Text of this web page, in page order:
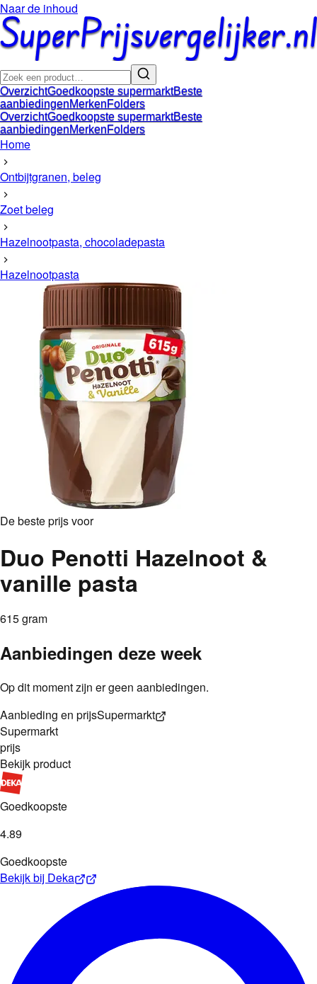
Naar de inhoud
OverzichtGoedkoopste supermarktBeste
aanbiedingenMerkenFolders
OverzichtGoedkoopste supermarktBeste
aanbiedingenMerkenFolders
Home
Ontbijtgranen, beleg
Zoet beleg
Hazelnootpasta, chocoladepasta
Hazelnootpasta
De beste prijs voor
Duo Penotti Hazelnoot &
vanille pasta
615 gram
Aanbiedingen deze week
Op dit moment zijn er geen aanbiedingen.
Aanbieding en prijsSupermarkt
Supermarkt
prijs
Bekijk product
Goedkoopste
4.89
Goedkoopste
Bekijk bij Deka